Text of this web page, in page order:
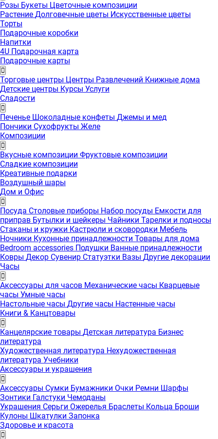
Розы Букеты Цветочные композиции
Растение Долговечные цветы Искусственные цветы
Торты
Подарочные коробки
Напитки
4U Подарочная карта
Подарочные карты
Торговые центры Центры Развлечений Книжные дома
Детские центры Курсы Услуги
Сладости
Печенье Шоколадные конфеты Джемы и мед
Пончики Сухофрукты Желе
Композиции
Вкусные композиции Фруктовые композиции
Сладкие композиции
Креативные подарки
Воздушный шары
Дом и Офис
Посуда Столовые приборы Набор посуды Емкости для
приправ Бутылки и шейкеры Чайники Тарелки и подносы
Стаканы и кружки Кастрюли и сковородки Мебель
Ночники Кухонные принадлежности Товары для дома
Bedroom accessories Подушки Ванные принадлежности
Ковры Декор Сувенир Статуэтки Вазы Другие декорации
Часы
Аксессуары для часов Механические часы Кварцевые
часы Умные часы
Настольные часы Другие часы Настенные часы
Книги & Канцтовары
Канцелярские товары Детская литература Бизнес
литература
Художественная литература Нехудожественная
литература Учебники
Аксессуары и украшения
Аксессуары Сумки Бумажники Очки Ремни Шарфы
Зонтики Галстуки Чемоданы
Украшения Серьги Ожерелья Браслеты Кольца Броши
Кулоны Шкатулки Запонка
Здоровье и красота